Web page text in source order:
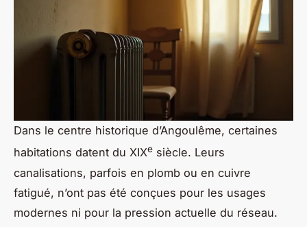
Dans le centre historique d’Angoulême, certaines
habitations datent du XIXe siècle. Leurs
canalisations, parfois en plomb ou en cuivre
fatigué, n’ont pas été conçues pour les usages
modernes ni pour la pression actuelle du réseau.